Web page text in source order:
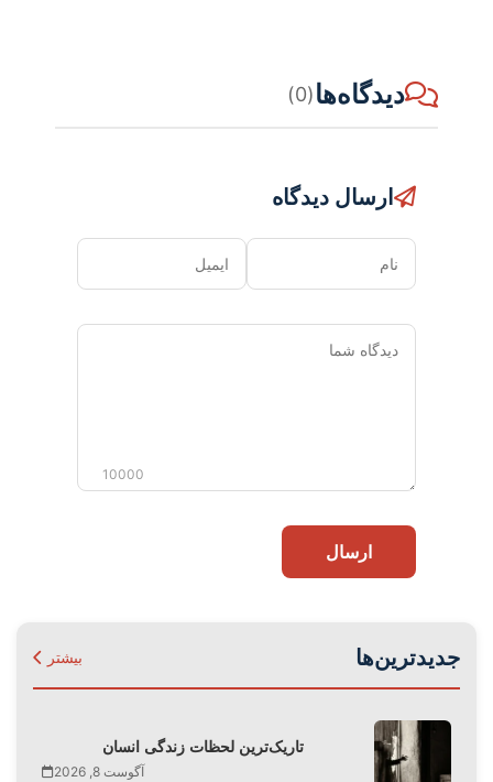
دیدگاه‌ها(0)
ارسال دیدگاه
نام ایمیل
دیدگاه
10000
ارسال
جدیدترین‌ها بیشتر
تاریک‌ترین لحظات زندگی انسان
آگوست 8, 2026